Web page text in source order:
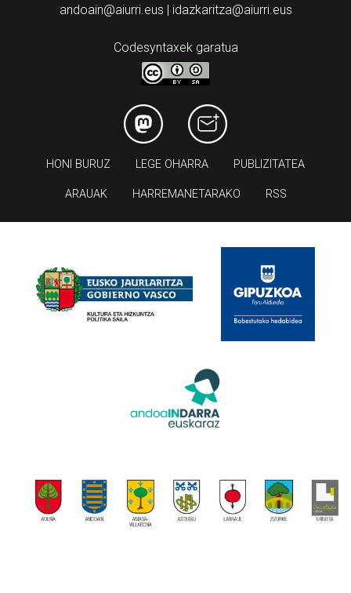
andoain@aiurri.eus | idazkaritza@aiurri.eus
Codesyntaxek garatua
HONI BURUZ LEGE OHARRA PUBLIZITATEA
ARAUAK HARREMANETARAKO RSS